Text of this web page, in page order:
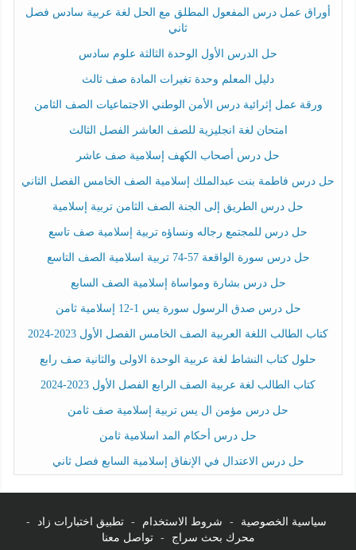
أوراق عمل درس المفعول المطلق مع الحل لغة عربية سادس فصل
ثاني
حل الدرس الأول الوحدة الثالثة علوم سادس
دليل المعلم وحدة تغيرات المادة صف ثالث
ورقة عمل إثرائية درس الأمن الوطني الاجتماعيات الصف الثامن
امتحان لغة انجليزية للصف العاشر الفصل الثالث
حل درس أصحاب الكهف إسلامية صف عاشر
حل درس فاطمة بنت عبدالملك إسلامية الصف الخامس الفصل الثاني
حل درس الطريق إلى الجنة الصف الثامن تربية إسلامية
حل درس للمجتمع رجاله ونساؤه تربية إسلامية صف تاسع
حل درس سورة الواقعة 57-74 تربية اسلامية الصف التاسع
حل درس بشارة ومواساة إسلامية الصف السابع
حل درس صدق الرسول سورة يس 1-12 إسلامية ثامن
كتاب الطالب اللغة العربية الصف الخامس الفصل الأول 2023-2024
حلول كتاب النشاط لغة عربية الوحدة الاولى والثانية صف رابع
كتاب الطالب لغة عربية الصف الرابع الفصل الأول 2023-2024
حل درس مؤمن ال يس تربية إسلامية صف ثامن
حل درس أحكام المد اسلامية ثامن
حل درس الاعتدال في الإنفاق إسلامية السابع فصل ثاني
سياسية الخصوصية - شروط الاستخدام - تطبيق اختبارات زاد
-
محرك بحث سراج
- تواصل معنا